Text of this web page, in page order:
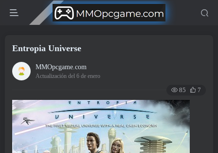
Entropia Universe
MMOpcgame.com
Actualización del 6 de enero
85 7